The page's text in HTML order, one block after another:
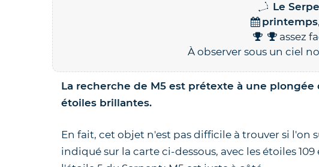
Le
printemps
assez
À observer sous un ciel
La recherche de M5 est prétexte à une
étoiles brillantes.
En fait, cet objet n'est pas difficile à trouver si
indiqué sur la carte ci-dessous, avec les étoiles